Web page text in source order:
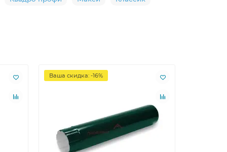
Ваша скидка: -16%